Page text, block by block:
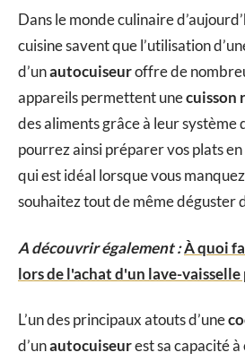
Dans le monde culinaire
cuisine savent que l’utilisation
d’unautocuiseuroffre de
appareils permettent unecuisson
des aliments grâce à leur système
pourrez ainsi préparer vos plats
qui est idéal lorsque vous
souhaitez tout de même déguster
A découvrir également :À quoi
lors de l'achat d'un lave-vaisselle
L’un des principaux atouts d’une
d’unautocuiseurest sa capacité